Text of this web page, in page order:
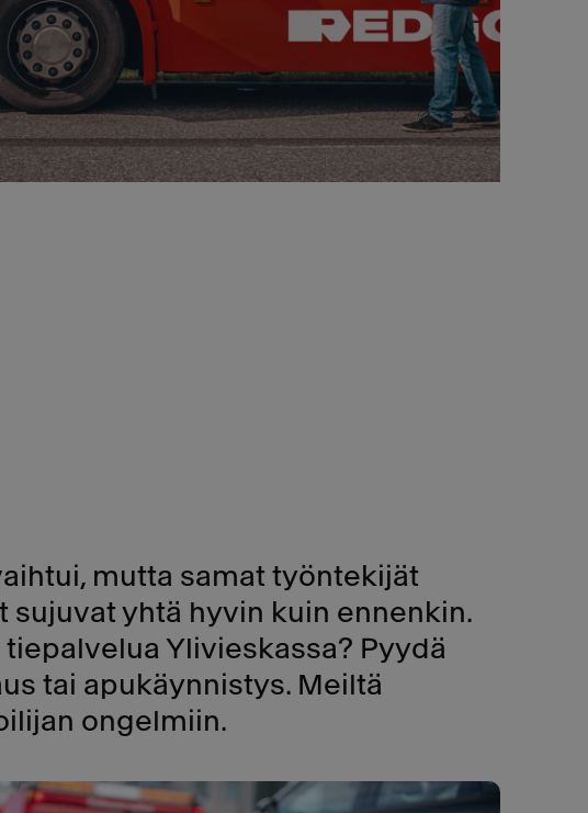
mutta samat työntekijät
sujuvat yhtä hyvin kuin ennenkin.
Ylivieskassa? Pyydä
tai apukäynnistys. Meiltä
ongelmiin.